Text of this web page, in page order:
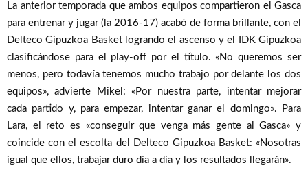
La anterior temporada que ambos equipos compartieron el Gasca
para entrenar y jugar (la 2016-17) acabó de forma brillante, con el
Delteco Gipuzkoa Basket logrando el ascenso y el IDK Gipuzkoa
clasificándose para el play-off por el título. «No queremos ser
menos, pero todavía tenemos mucho trabajo por delante los dos
equipos», advierte Mikel: «Por nuestra parte, intentar mejorar
cada partido y, para empezar, intentar ganar el domingo». Para
Lara, el reto es «conseguir que venga más gente al Gasca» y
coincide con el escolta del Delteco Gipuzkoa Basket: «Nosotras
igual que ellos, trabajar duro día a día y los resultados llegarán».